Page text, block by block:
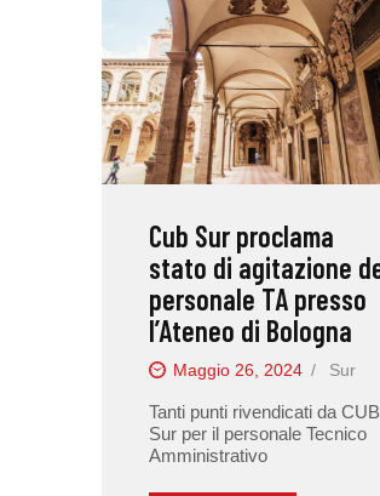
Cub Sur proclama
stato di agitazione
personale TA presso
l’Ateneo di Bologna
Maggio 26, 2024 Sur
Tanti punti rivendicati da CUB
Sur per il personale Tecnico
Amministrativo